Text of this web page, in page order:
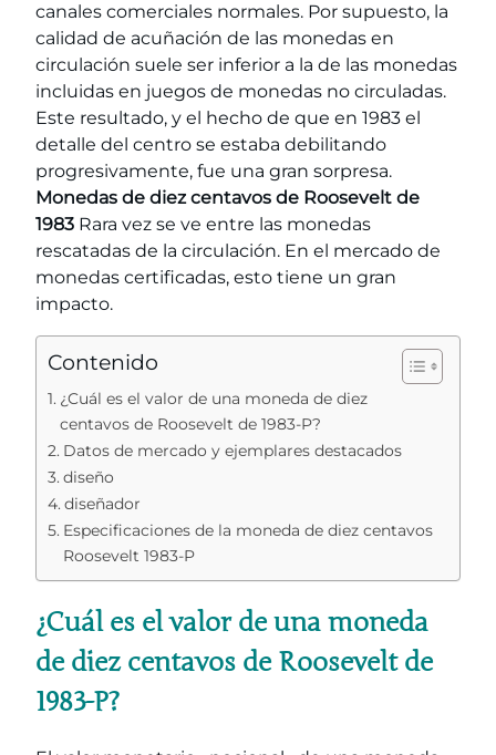
canales comerciales normales. Por supuesto, la
calidad de acuñación de las monedas en
circulación suele ser inferior a la de las monedas
incluidas en juegos de monedas no circuladas.
Este resultado, y el hecho de que en 1983 el
detalle del centro se estaba debilitando
progresivamente, fue una gran sorpresa.
Monedas de diez centavos de Roosevelt de
1983 Rara vez se ve entre las monedas
rescatadas de la circulación. En el mercado de
monedas certificadas, esto tiene un gran
impacto.
Contenido
¿Cuál es el valor de una moneda de diez
centavos de Roosevelt de 1983-P?
Datos de mercado y ejemplares destacados
diseño
diseñador
Especificaciones de la moneda de diez centavos
Roosevelt 1983-P
¿Cuál es el valor de una moneda
de diez centavos de Roosevelt de
1983-P?